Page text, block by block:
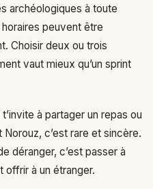
archéologiques à toute
peuvent être
Choisir deux ou trois
vaut mieux qu’un sprint
à partager un repas ou
c’est rare et sincère.
déranger, c’est passer à
à un étranger.